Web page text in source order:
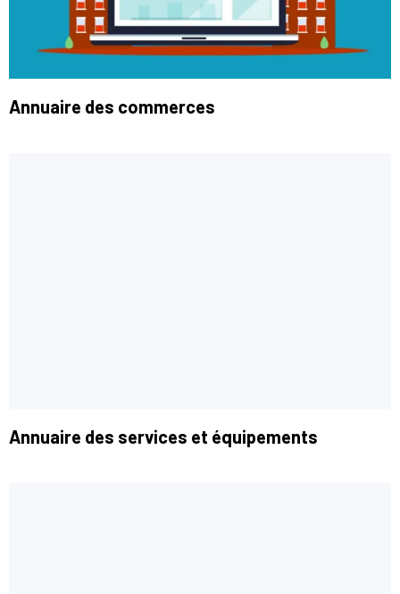
Annuaire des commerces
Annuaire des services et équipements